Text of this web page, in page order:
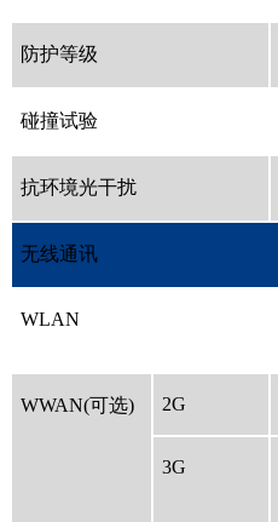
防护等级
碰撞试验
抗环境光干扰
无线通讯
WLAN
WWAN(可选) 2G
3G